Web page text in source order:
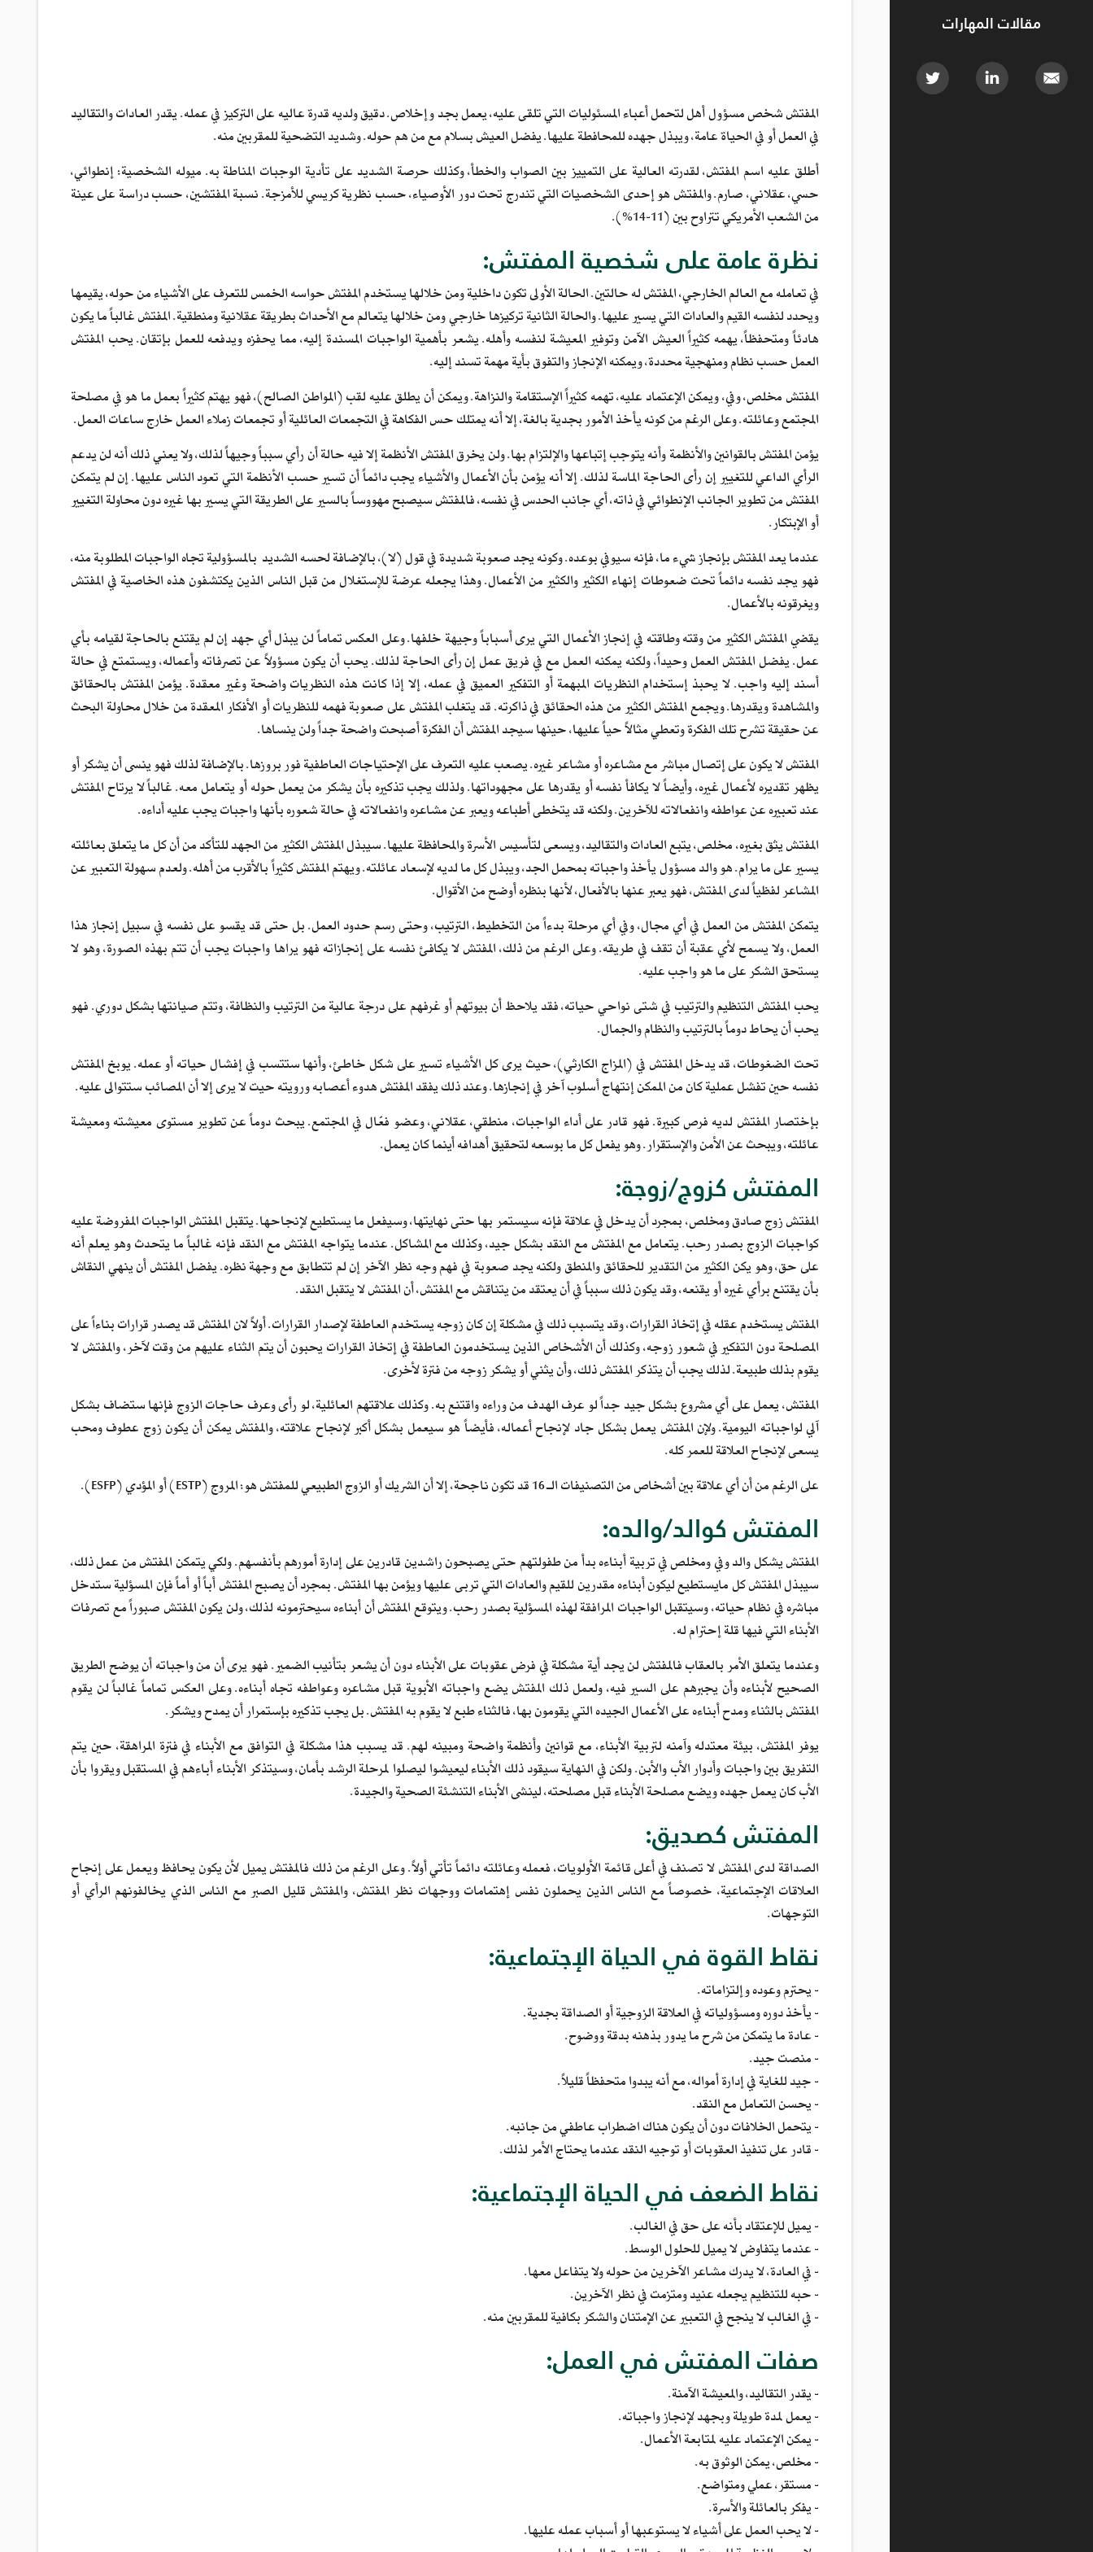
مقالات المهارات
المفتش شخص مسؤول أهل لتحمل أعباء المسئوليات التي تلقى عليه، يعمل بجد وإخلاص. دقيق ولديه قدرة عاليه على التركيز في عمله. يقدر العادات والتقاليد
في العمل أو في الحياة عامة، ويبذل جهده للمحافطة عليها. يفضل العيش بسلام مع من هم حوله. وشديد التضحية للمقربين منه.
أطلق عليه اسم المفتش، لقدرته العالية على التمييز بين الصواب والخطأ، وكذلك حرصة الشديد على تأدية الوجبات المناطة به. ميوله الشخصية: إنطوائي،
حسي، عقلاني، صارم. والمفتش هو إحدى الشخصيات التي تندرج تحت دور الأوصياء، حسب نظرية كريسي للأمزجة. نسبة المفتشين، حسب دراسة على عينة
من الشعب الأمريكي تتراوح بين (11-14%).
نظرة عامة على شخصية المفتش:
في تعامله مع العالم الخارجي، المفتش له حالتين. الحالة الأولى تكون داخلية ومن خلالها يستخدم المفتش حواسه الخمس للتعرف على الأشياء من حوله، يقيمها
ويحدد لنفسه القيم والعادات التي يسير عليها. والحالة الثانية تركيزها خارجي ومن خلالها يتعالم مع الأحداث بطريقة عقلانية ومنطقية. المفتش غالباً ما يكون
هادئاً ومتحفظاً، يهمه كثيراً العيش الآمن وتوفير المعيشة لنفسه وأهله. يشعر بأهمية الواجبات المسندة إليه، مما يحفزه ويدفعه للعمل بإتقان. يحب المفتش
العمل حسب نظام ومنهجية محددة، ويمكنه الإنجاز والتفوق بأية مهمة تسند إليه.
المفتش مخلص، وفي، ويمكن الإعتماد عليه، تهمه كثيراً الإستقامة والنزاهة. ويمكن أن يطلق عليه لقب (المواطن الصالح)، فهو يهتم كثيراً بعمل ما هو في مصلحة
المجتمع وعائلته. وعلى الرغم من كونه يأخذ الأمور بجدية بالغة، إلا أنه يمتلك حس الفكاهة في التجمعات العائلية أو تجمعات زملاء العمل خارج ساعات العمل.
يؤمن المفتش بالقوانين والأنظمة وأنه يتوجب إتباعها والإلتزام بها. ولن يخرق المفتش الأنظمة إلا فيه حالة أن رأي سبباً وجيهاً لذلك، ولا يعني ذلك أنه لن يدعم
الرأي الداعي للتغيير إن رأى الحاجة الماسة لذلك. إلا أنه يؤمن بأن الأعمال والأشياء يجب دائماً أن تسير حسب الأنظمة التي تعود الناس عليها. إن لم يتمكن
المفتش من تطوير الجانب الإنطوائي في ذاته، أي جانب الحدس في نفسه، فالمفتش سيصبح مهووساً بالسير على الطريقة التي يسير بها غيره دون محاولة التغيير
أو الإبتكار.
عندما يعد المفتش بإنجاز شيء ما، فإنه سيوفي بوعده. وكونه يجد صعوبة شديدة في قول (لا)، بالإضافة لحسه الشديد بالمسؤولية تجاه الواجبات المطلوبة منه،
فهو يجد نفسه دائماً تحت ضعوطات إنهاء الكثير والكثير من الأعمال. وهذا يجعله عرضة للإستغلال من قبل الناس الذين يكتشفون هذه الخاصية في المفتش
ويغرقونه بالأعمال.
يقضي المفتش الكثير من وقته وطاقته في إنجاز الأعمال التي يرى أسباباً وجيهة خلفها. وعلى العكس تماماً لن يبذل أي جهد إن لم يقتنع بالحاجة لقيامه بأي
عمل. يفضل المفتش العمل وحيداً، ولكنه يمكنه العمل مع في فريق عمل إن رأى الحاجة لذلك. يحب أن يكون مسؤولاً عن تصرفاته وأعماله، ويستمتع في حالة
أسند إليه واجب. لا يحبذ إستخدام النظريات المبهمة أو التفكير العميق في عمله، إلا إذا كانت هذه النظريات واضحة وغير معقدة. يؤمن المفتش بالحقائق
والمشاهدة ويقدرها. ويجمع المفتش الكثير من هذه الحقائق في ذاكرته. قد يتغلب المفتش على صعوبة فهمه للنظريات أو الأفكار المعقدة من خلال محاولة البحث
عن حقيقة تشرح تلك الفكرة وتعطي مثالاً حياً عليها، حينها سيجد المفتش أن الفكرة أصبحت واضحة جداً ولن ينساها.
المفتش لا يكون على إتصال مباشر مع مشاعره أو مشاعر غيره. يصعب عليه التعرف على الإحتياجات العاطفية فور بروزها. بالإضافة لذلك فهو ينسى أن يشكر أو
يظهر تقديره لأعمال غيره، وأيضاً لا يكافأ نفسه أو يقدرها على مجهوداتها. ولذلك يجب تذكيره بأن يشكر من يعمل حوله أو يتعامل معه. غالباً لا يرتاح المفتش
عند تعبيره عن عواطفه وانفعالاته للآخرين. ولكنه قد يتخطى أطباعه ويعبر عن مشاعره وانفعالاته في حالة شعوره بأنها واجبات يجب عليه أداءه.
المفتش يثق بغيره، مخلص، يتبع العادات والتقاليد، ويسعى لتأسيس الأسرة والمحافظة عليها. سيبذل المفتش الكثير من الجهد للتأكد من أن كل ما يتعلق بعائلته
يسير على ما يرام. هو والد مسؤول يأخذ واجباته بمحمل الجد، ويبذل كل ما لديه لإسعاد عائلته. ويهتم المفتش كثيراً بالأقرب من أهله. ولعدم سهولة التعبير عن
المشاعر لفظياً لدى المفتش، فهو يعبر عنها بالأفعال، لأنها بنظره أوضح من الأقوال.
يتمكن المفتش من العمل في أي مجال، وفي أي مرحلة بدءاً من التخطيط، الترتيب، وحتى رسم حدود العمل. بل حتى قد يقسو على نفسه في سبيل إنجاز هذا
العمل، ولا يسمح لأي عقبة أن تقف في طريقه. وعلى الرغم من ذلك، المفتش لا يكافئ نفسه على إنجازاته فهو يراها واجبات يجب أن تتم بهذه الصورة، وهو لا
يستحق الشكر على ما هو واجب عليه.
يحب المفتش التنظيم والترتيب في شتى نواحي حياته، فقد يلاحظ أن بيوتهم أو غرفهم على درجة عالية من الترتيب والنظافة، وتتم صيانتها بشكل دوري. فهو
يحب أن يحاط دوماً بالترتيب والنظام والجمال.
تحت الضغوطات، قد يدخل المفتش في (المزاج الكارثي)، حيث يرى كل الأشياء تسير على شكل خاطئ، وأنها ستتسب في إفشال حياته أو عمله. يوبخ المفتش
نفسه حين تفشل عملية كان من الممكن إنتهاج أسلوب آخر في إنجازها. وعند ذلك يفقد المفتش هدوء أعصابه ورويته حيت لا يرى إلا أن المصائب ستتوالى عليه.
بإختصار المفتش لديه فرص كبيرة. فهو قادر على أداء الواجبات، منطقي، عقلاني، وعضو فعّال في المجتمع. يبحث دوماً عن تطوير مستوى معيشته ومعيشة
عائلته، ويبحث عن الأمن والإستقرار. وهو يفعل كل ما بوسعه لتحقيق أهدافه أينما كان يعمل.
المفتش كزوج/زوجة:
المفتش زوج صادق ومخلص، بمجرد أن يدخل في علاقة فإنه سيستمر بها حتى نهايتها، وسيفعل ما يستطيع لإنجاحها. يتقبل المفتش الواجبات المفروضة عليه
كواجبات الزوج بصدر رحب. يتعامل مع المفتش مع النقد بشكل جيد، وكذلك مع المشاكل. عندما يتواجه المفتش مع النقد فإنه غالباً ما يتحدث وهو يعلم أنه
على حق، وهو يكن الكثير من التقدير للحقائق والمنطق ولكنه يجد صعوبة في فهم وجه نظر الآخر إن لم تتطابق مع وجهة نظره. يفضل المفتش أن ينهي النقاش
بأن يقتنع برأي غيره أو يقنعه، وقد يكون ذلك سبباً في أن يعتقد من يتناقش مع المفتش، أن المفتش لا يتقبل النقد.
المفتش يستخدم عقله في إتخاذ القرارات، وقد يتسبب ذلك في مشكلة إن كان زوجه يستخدم العاطفة لإصدار القرارات. أولاً لان المفتش قد يصدر قرارات بناءاً على
المصلحة دون التفكير في شعور زوجه، وكذلك أن الأشخاص الذين يستخدمون العاطفة في إتخاذ القرارات يحبون أن يتم الثناء عليهم من وقت لآخر، والمفتش لا
يقوم بذلك طبيعة. لذلك يجب أن يتذكر المفتش ذلك، وأن يثني أو يشكر زوجه من فترة لأخرى.
المفتش، يعمل على أي مشروع بشكل جيد جداً لو عرف الهدف من وراءه واقتنع به. وكذلك علاقتهم العائلية، لو رأى وعرف حاجات الزوج فإنها ستضاف بشكل
آلي لواجباته اليومية. ولإن المفتش يعمل بشكل جاد لإنجاح أعماله، فأيضاً هو سيعمل بشكل أكبر لإنجاح علاقته، والمفتش يمكن أن يكون زوج عطوف ومحب
يسعى لإنجاح العلاقة للعمر كله.
على الرغم من أن أي علاقة بين أشخاص من التصنيفات الـ 16 قد تكون ناجحة، إلا أن الشريك أو الزوج الطبيعي للمفتش هو: المروج (ESTP) أو المؤدي (ESFP).
المفتش كوالد/والده:
المفتش يشكل والد وفي ومخلص في تربية أبناءه بدأ من طفولتهم حتى يصبحون راشدين قادرين على إدارة أمورهم بأنفسهم. ولكي يتمكن المفتش من عمل ذلك،
سيبذل المفتش كل مايستطيع ليكون أبناءه مقدرين للقيم والعادات التي تربى عليها ويؤمن بها المفتش. بمجرد أن يصبح المفتش أباً أو أماً فإن المسؤلية ستدخل
مباشره في نظام حياته، وسيتقبل الواجبات المرافقة لهذه المسؤلية بصدر رحب. ويتوقع المفتش أن أبناءه سيحترمونه لذلك، ولن يكون المفتش صبوراً مع تصرفات
الأبناء التي فيها قلة إحترام له.
وعندما يتعلق الأمر بالعقاب فالمفتش لن يجد أية مشكلة في فرض عقوبات على الأبناء دون أن يشعر بتأنيب الضمير. فهو يرى أن من واجباته أن يوضح الطريق
الصحيح لأبناءه وأن يجبرهم على السير فيه، ولعمل ذلك المفتش يضع واجباته الأبوية قبل مشاعره وعواطفه تجاه أبناءه. وعلى العكس تماماً غالباً لن يقوم
المفتش بالثناء ومدح أبناءه على الأعمال الجيده التي يقومون بها، فالثناء طبع لا يقوم به المفتش. بل يجب تذكيره بإستمرار أن يمدح ويشكر.
يوفر المفتش، بيئة معتدله وآمنه لتربية الأبناء، مع قوانين وأنظمة واضحة ومبينه لهم. قد يسبب هذا مشكلة في التوافق مع الأبناء في فترة المراهقة، حين يتم
التفريق بين واجبات وأدوار الأب والأبن. ولكن في النهاية سيقود ذلك الأبناء ليعيشوا ليصلوا لمرحلة الرشد بأمان، وسيتذكر الأبناء أباءهم في المستقبل ويقروا بأن
الأب كان يعمل جهده ويضع مصلحة الأبناء قبل مصلحته، لينشى الأبناء التنشئة الصحية والجيدة.
المفتش كصديق:
الصداقة لدى المفتش لا تصنف في أعلى قائمة الأولويات، فعمله وعائلته دائماً تأتي أولاً. وعلى الرغم من ذلك فالمفتش يميل لأن يكون يحافظ ويعمل على إنجاح
العلاقات الإجتماعية، خصوصاً مع الناس الذين يحملون نفس إهتمامات ووجهات نظر المفتش، والمفتش قليل الصبر مع الناس الذي يخالفونهم الرأي أو
التوجهات.
نقاط القوة في الحياة الإجتماعية:
- يحترم وعوده وإلتزاماته.
- يأخذ دوره ومسؤولياته في العلاقة الزوجية أو الصداقة بجدية.
- عادة ما يتمكن من شرح ما يدور بذهنه بدقة ووضوح.
- منصت جيد.
- جيد للغاية في إدارة أمواله، مع أنه يبدوا متحفظاً قليلاً.
- يحسن التعامل مع النقد.
- يتحمل الخلافات دون أن يكون هناك اضطراب عاطفي من جانبه.
- قادر على تنفيذ العقوبات أو توجيه النقد عندما يحتاج الأمر لذلك.
نقاط الضعف في الحياة الإجتماعية:
- يميل للإعتقاد بأنه على حق في الغالب.
- عندما يتفاوض لا يميل للحلول الوسط.
- في العادة، لا يدرك مشاعر الآخرين من حوله ولا يتفاعل معها.
- حبه للتنظيم يجعله عنيد ومتزمت في نظر الآخرين.
- في الغالب لا ينجح في التعبير عن الإمتنان والشكر بكافية للمقربين منه.
صفات المفتش في العمل:
- يقدر التقاليد، والمعيشة الآمنة.
- يعمل لمدة طويلة وبجهد لإنجاز واجباته.
- يمكن الإعتماد عليه لمتابعة الأعمال.
- مخلص، يمكن الوثوق به.
- مستقر، عملي ومتواضع.
- يفكر بالعائلة والأسرة.
- لا يحب العمل على أشياء لا يستوعبها أو أسباب عمله عليها.